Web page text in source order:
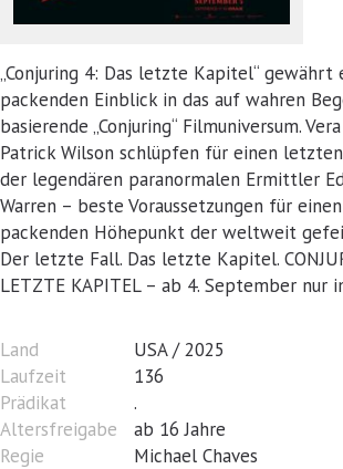
„Conjuring 4: Das letzte Kapitel“ gewährt
packenden Einblick in das auf wahren
basierende „Conjuring“ Filmuniversum.
Patrick Wilson schlüpfen für einen
der legendären paranormalen Ermittler
Warren – beste Voraussetzungen für
packenden Höhepunkt der weltweit
Der letzte Fall. Das letzte Kapitel.
LETZTE KAPITEL – ab 4. September nur
Land
USA / 2025
Laufzeit
136
Prädikat
.
Altersfreigabe
ab 16 Jahre
Regie
Michael Chaves